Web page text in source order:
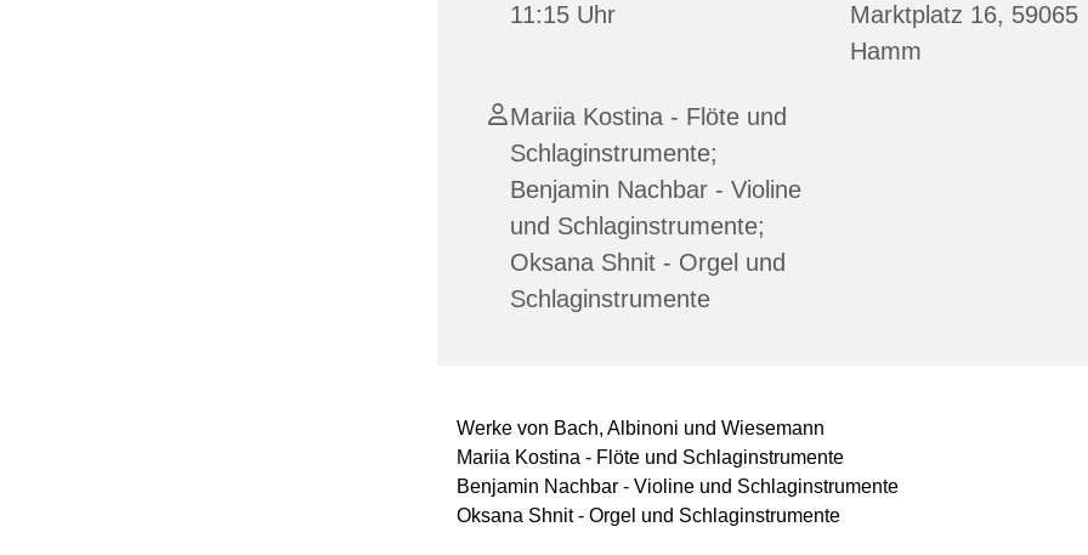
11:15 Uhr
Marktplatz 16, 59065
Hamm
Mariia Kostina - Flöte und
Schlaginstrumente;
Benjamin Nachbar - Violine
und Schlaginstrumente;
Oksana Shnit - Orgel und
Schlaginstrumente
Werke von Bach, Albinoni und Wiesemann
Mariia Kostina - Flöte und Schlaginstrumente
Benjamin Nachbar - Violine und Schlaginstrumente
Oksana Shnit - Orgel und Schlaginstrumente